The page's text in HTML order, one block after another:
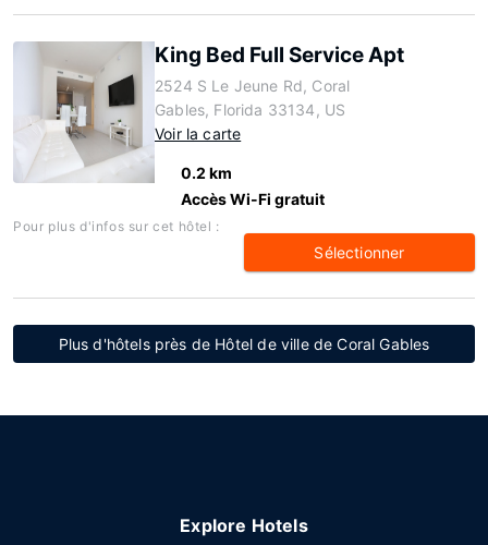
King Bed Full Service Apt
2524 S Le Jeune Rd, Coral
Gables, Florida 33134, US
Voir la carte
0.2 km
Accès Wi-Fi gratuit
Pour plus d'infos sur cet hôtel :
Sélectionner
Plus d'hôtels près de Hôtel de ville de Coral Gables
Explore Hotels